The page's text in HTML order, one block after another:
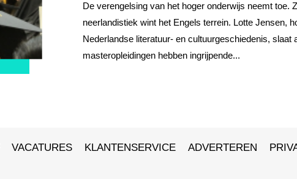
De verengelsing van het hoger onderwijs neemt toe.
neerlandistiek wint het Engels terrein. Lotte Jensen,
Nederlandse literatuur- en cultuurgeschiedenis, slaat
masteropleidingen hebben ingrijpende...
VACATURES KLANTENSERVICE ADVERTEREN